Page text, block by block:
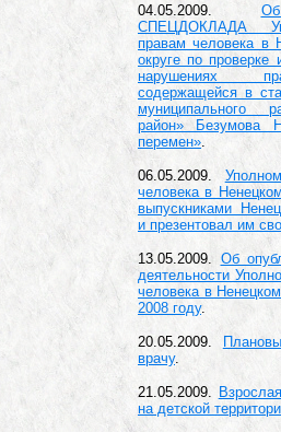
04.05.2009.
СПЕЦДОКЛАДА
правам человека в
округе по
нарушениях
содержащейся в
муниципального
район» Безумова
перемен»
06.05.2009.
человека в
выпускниками
и презентовал им
13.05.2009. Об
деятельности
человека в
2008 году.
20.05.2009.
врачу.
21.05.2009.
на детской